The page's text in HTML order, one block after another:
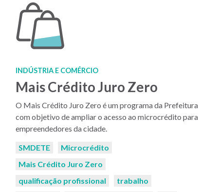
INDÚSTRIA E COMÉRCIO
Mais Crédito Juro Zero
O Mais Crédito Juro Zero é um programa da Prefeitura
com objetivo de ampliar o acesso ao microcrédito para
empreendedores da cidade.
Palavras-
SMDETE
Microcrédito
Mais Crédito Juro Zero
qualificação profissional
trabalho